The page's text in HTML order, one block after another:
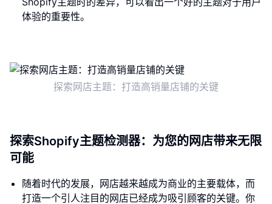
体验的重要性。
探索网店主题：打造高销量店铺的关键
探索Shopify主题检测器：为您的网店带来无限
可能
随着时代的发展，网店越来越成为商业的主要载体，而
打造一个引人注目的网店已经成为吸引顾客的关键。你